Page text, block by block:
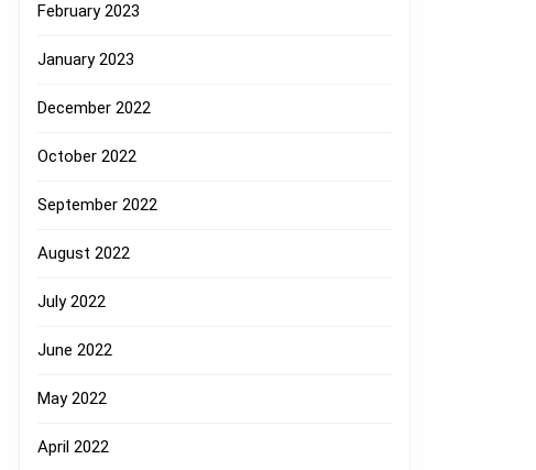
February 2023
January 2023
December 2022
October 2022
September 2022
August 2022
July 2022
June 2022
May 2022
April 2022